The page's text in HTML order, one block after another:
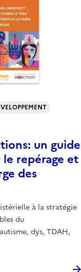
un guide
repérage et
des
à la stratégie
du
dys, TDAH,